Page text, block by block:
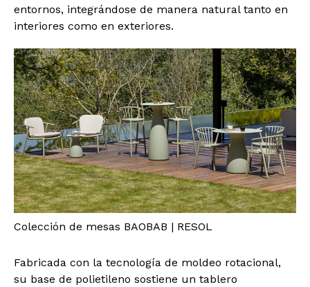
entornos, integrándose de manera natural tanto en
interiores como en exteriores.
Colección de mesas BAOBAB | RESOL
Fabricada con la tecnología de moldeo rotacional,
su base de polietileno sostiene un tablero